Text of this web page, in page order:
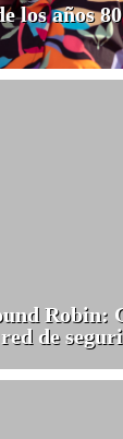
los años
Robin:
de